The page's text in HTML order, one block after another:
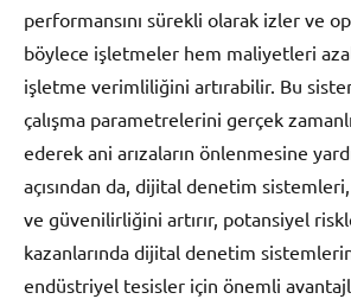
performansını sürekli olarak izler ve
böylece işletmeler hem maliyetleri
işletme verimliliğini artırabilir. Bu
çalışma parametrelerini gerçek
ederek ani arızaların önlenmesine
açısından da, dijital denetim
ve güvenilirliğini artırır, potansiyel
kazanlarında dijital denetim
endüstriyel tesisler için önemli